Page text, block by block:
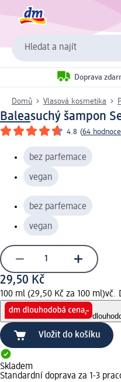
Hledat a najít
Doprava
Domů Vlasová kosmetika
Baleasuchý šampon
4.8 (64
bez parfemace
vegan
bez parfemace
vegan
29,50 Kč
100 ml (29,50 Kč za 100 ml)vč.
Vložit do košíku
Skladem
Standardní doprava za 1-3